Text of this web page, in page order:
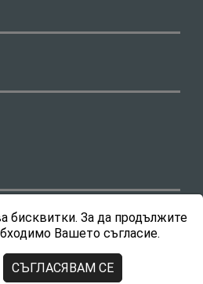
бисквитки. За да продължите
Вашето съгласие.
СЪГЛАСЯВАМ СЕ
0896 57 42 42